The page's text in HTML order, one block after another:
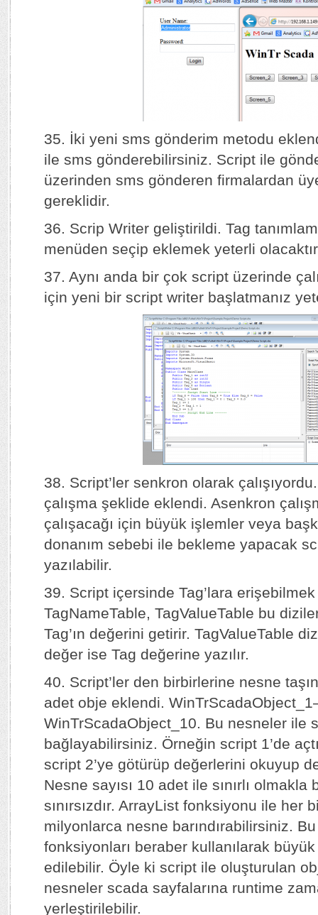
35. İki yeni sms gönderim metodu
ile sms gönderebilirsiniz. Script ile
üzerinden sms gönderen firmalardan
gereklidir.
36. Scrip Writer geliştirildi. Tag
menüden seçip eklemek yeterli
37. Aynı anda bir çok script üzerinde
için yeni bir script writer başlatmanız
38. Script’ler senkron olarak
çalışma şeklide eklendi. Asenkron
çalışacağı için büyük işlemler veya
donanım sebebi ile bekleme yapacak
yazılabilir.
39. Script içersinde Tag’lara
TagNameTable, TagValueTable bu diziler
Tag’ın değerini getirir. TagValueTable
değer ise Tag değerine yazılır.
40. Script’ler den birbirlerine nesne
adet obje eklendi.
WinTrScadaObject_10. Bu nesneler ile
bağlayabilirsiniz. Örneğin script 1’de
script 2’ye götürüp değerlerini okuyup
Nesne sayısı 10 adet ile sınırlı olmakla
sınırsızdır. ArrayList fonksiyonu ile her
milyonlarca nesne barındırabilirsiniz.
fonksiyonları beraber kullanılarak
edilebilir. Öyle ki script ile oluşturulan
nesneler scada sayfalarına runtime
yerleştirilebilir.